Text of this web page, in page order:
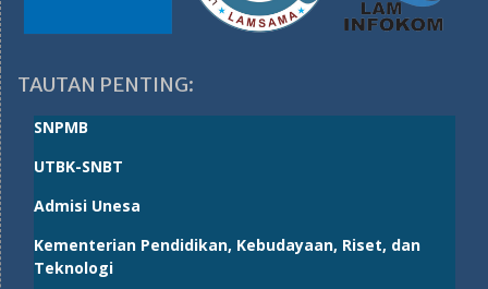
TAUTAN PENTING:
SNPMB
UTBK-SNBT
Admisi Unesa
Kementerian Pendidikan, Kebudayaan, Riset, dan
Teknologi